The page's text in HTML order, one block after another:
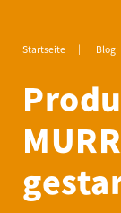
Startseite Blog